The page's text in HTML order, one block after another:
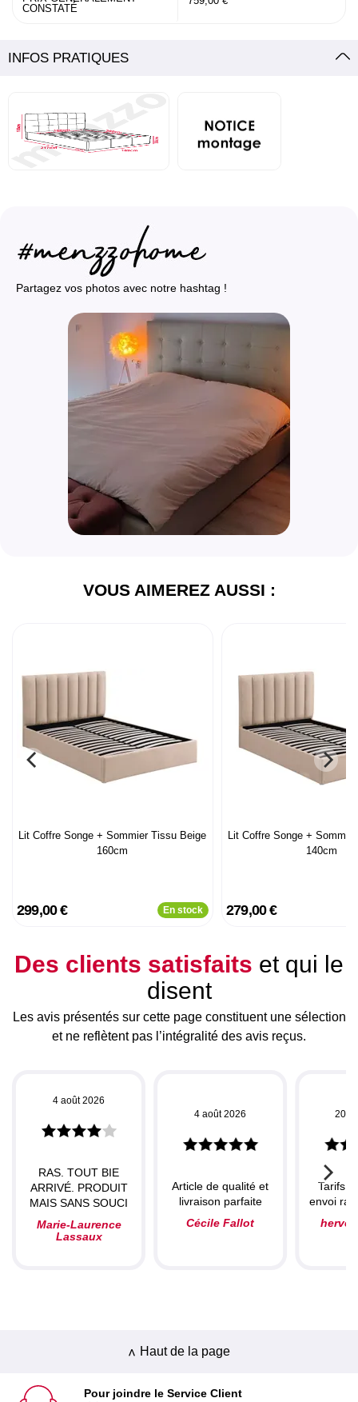
CONSTATÉ
INFOS PRATIQUES
Partagez vos photos avec notre hashtag !
VOUS AIMEREZ AUSSI :
Lit Coffre Songe + Sommier Tissu Beige
160cm
299,00 € En stock
Lit Coffre Songe +
140cm
279,00 €
Des clients satisfaits et qui le
disent
Les avis présentés sur cette page constituent une sélection
et ne reflètent pas l’intégralité des avis reçus.
4 août 2026
RAS. TOUT BIE
ARRIVÉ. PRODUIT
MAIS SANS SOUCI
Marie-Laurence
Lassaux
4 août 2026
Article de qualité et
livraison parfaite
Cécile Fallot
20
Tarifs
envoi
herve
Haut de la page
Pour joindre le Service Client